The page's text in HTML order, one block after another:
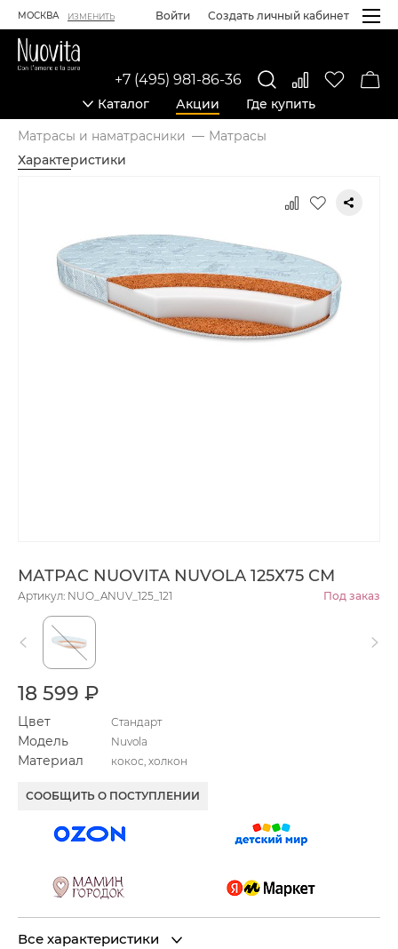
МОСКВА ИЗМЕНИТЬ Войти Создать личный кабинет
Каталог Акции Где купить
+7 (495) 981-86-36
Матрасы и наматрасники
Матрасы
Характеристики
МАТРАС NUOVITA NUVOLA 125Х75 СМ
Артикул: NUO_ANUV_125_121 Под заказ
18 599 ₽
Цвет Стандарт
Модель Nuvola
Материал кокос, холкон
СООБЩИТЬ О ПОСТУПЛЕНИИ
Все характеристики